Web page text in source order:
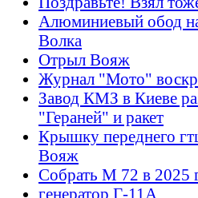
Алюминиевый обод
Волка
Отрыл Вояж
Журнал "Мото"
Завод КМЗ в Киеве
"Гераней" и ракет
Крышку переднего
Вояж
Собрать М 72 в 2025
генератор Г-11А